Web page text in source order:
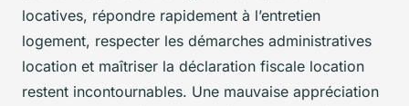
locatives, répondre rapidement à l’entretien
logement, respecter les démarches administratives
location et maîtriser la déclaration fiscale location
restent incontournables. Une mauvaise appréciation